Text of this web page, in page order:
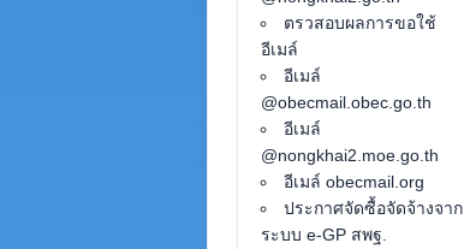
ตรวสอบผลการขอใช้
อีเมล์
อีเมล์
@obecmail.obec.go.th
อีเมล์
@nongkhai2.moe.go.th
อีเมล์ obecmail.org
ประกาศจัดซื้อจัดจ้างจาก
ระบบ e-GP สพฐ.